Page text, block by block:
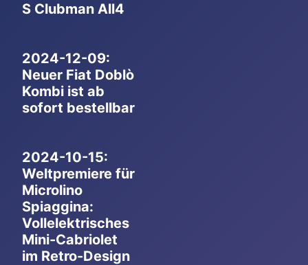
S Clubman All4
2024-12-09:
Neuer Fiat Doblò
Kombi ist ab
sofort bestellbar
2024-10-15:
Weltpremiere für
Microlino
Spiaggina:
Vollelektrisches
Mini-Cabriolet
im Retro-Design